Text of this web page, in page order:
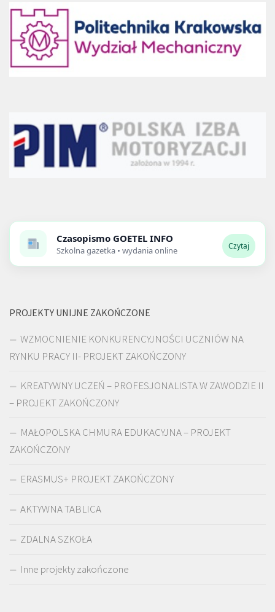
Czasopismo GOETEL INFO
Szkolna gazetka • wydania online Czytaj
PROJEKTY UNIJNE ZAKOŃCZONE
WZMOCNIENIE KONKURENCYJNOŚCI UCZNIÓW NA
RYNKU PRACY II- PROJEKT ZAKOŃCZONY
KREATYWNY UCZEŃ – PROFESJONALISTA W ZAWODZIE II
– PROJEKT ZAKOŃCZONY
MAŁOPOLSKA CHMURA EDUKACYJNA – PROJEKT
ZAKOŃCZONY
ERASMUS+ PROJEKT ZAKOŃCZONY
AKTYWNA TABLICA
ZDALNA SZKOŁA
Inne projekty zakończone